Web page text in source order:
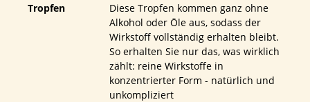
Tropfen
Diese Tropfen kommen ganz ohne
Alkohol oder Öle aus, sodass der
Wirkstoff vollständig erhalten bleibt.
So erhalten Sie nur das, was wirklich
zählt: reine Wirkstoffe in
konzentrierter Form - natürlich und
unkompliziert